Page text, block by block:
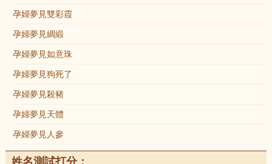
孕婦夢見雙彩霞
孕婦夢見綢緞
孕婦夢見如意珠
孕婦夢見狗死了
孕婦夢見殺豬
孕婦夢見天體
孕婦夢見人參
姓名測試打分：